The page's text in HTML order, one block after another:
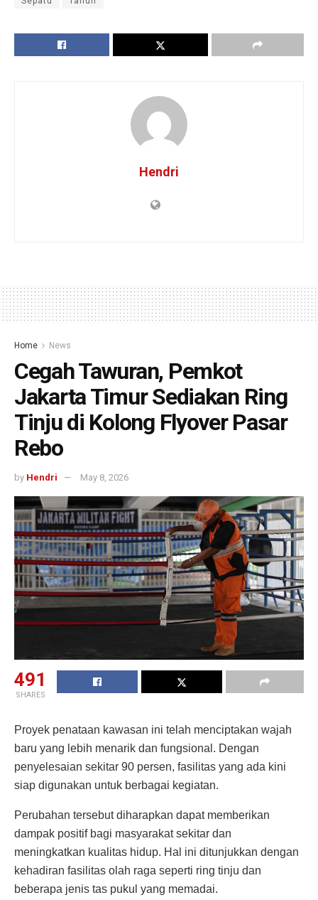
Hendri
Home News
Cegah Tawuran, Pemkot
Jakarta Timur Sediakan Ring
Tinju di Kolong Flyover Pasar
Rebo
by Hendri May 8, 2026
491
SHARES
Proyek penataan kawasan ini telah menciptakan wajah
baru yang lebih menarik dan fungsional. Dengan
penyelesaian sekitar 90 persen, fasilitas yang ada kini
siap digunakan untuk berbagai kegiatan.
Perubahan tersebut diharapkan dapat memberikan
dampak positif bagi masyarakat sekitar dan
meningkatkan kualitas hidup. Hal ini ditunjukkan dengan
kehadiran fasilitas olah raga seperti ring tinju dan
beberapa jenis tas pukul yang memadai.